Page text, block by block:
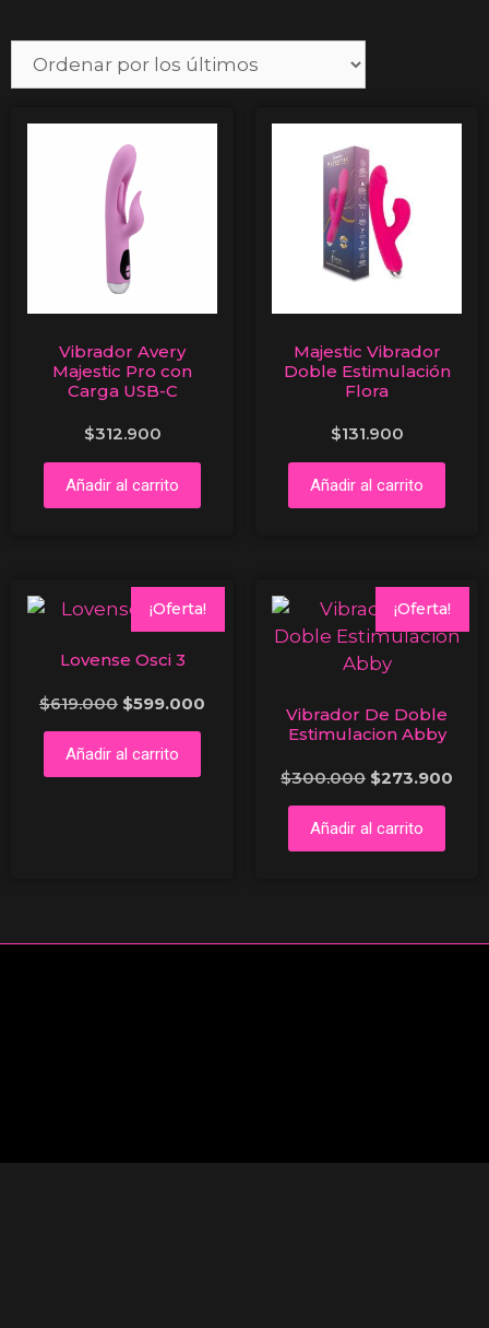
Vibrador Avery
Majestic Pro con
Carga USB-C
$312.900
Añadir al carrito
Majestic Vibrador
Doble Estimulación
Flora
$131.900
Añadir al carrito
¡Oferta!
Lovense Osci 3
$619.000 $599.000
Añadir al carrito
¡Oferta!
Vibrador De Doble
Estimulacion Abby
$300.000 $273.900
Añadir al carrito